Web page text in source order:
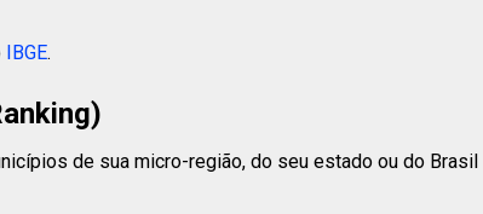
IBGE.
de sua micro-região, do seu estado ou do